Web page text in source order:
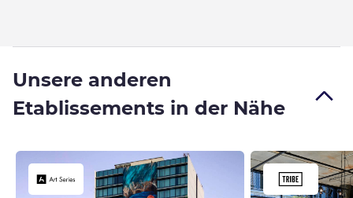
Unsere anderen
Etablissements in der Nähe